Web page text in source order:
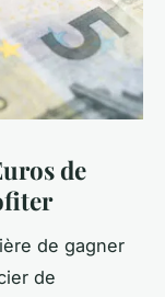
de
de gagner
de